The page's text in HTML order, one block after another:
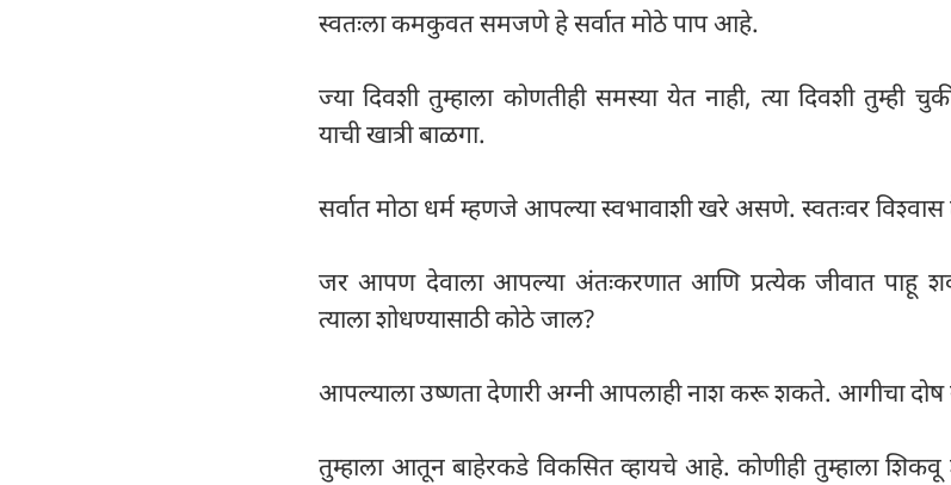
स्वतःला कमकुवत समजणे हे सर्वात मोठे पाप आहे.
ज्या दिवशी तुम्हाला कोणतीही समस्या येत नाही, त्या दिवशी तुम्ही
याची खात्री बाळगा.
सर्वात मोठा धर्म म्हणजे आपल्या स्वभावाशी खरे असणे. स्वतःवर विश्वास
जर आपण देवाला आपल्या अंतःकरणात आणि प्रत्येक जीवात पाहू
त्याला शोधण्यासाठी कोठे जाल?
आपल्याला उष्णता देणारी अग्नी आपलाही नाश करू शकते. आगीचा दोष
तुम्हाला आतून बाहेरकडे विकसित व्हायचे आहे. कोणीही तुम्हाला शिकवू